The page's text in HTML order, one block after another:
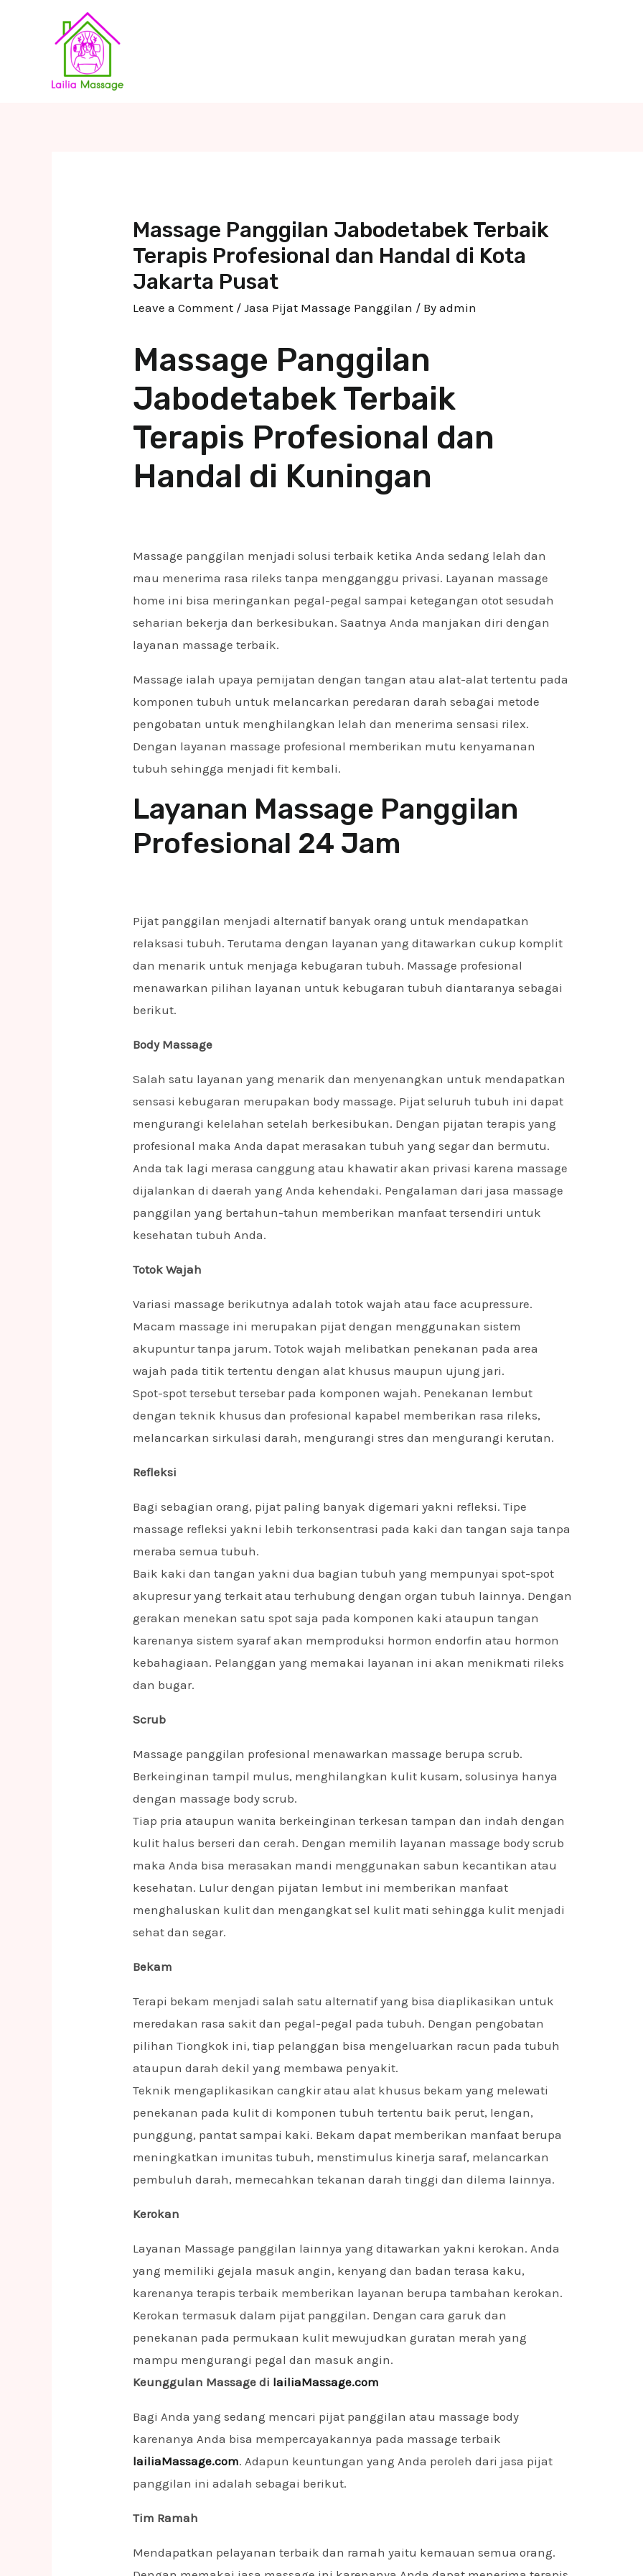
Massage Panggilan Jabodetabek Terbaik
Terapis Profesional dan Handal di Kota
Jakarta Pusat
Leave a Comment /Jasa Pijat Massage Panggilan / Byadmin
Massage Panggilan
Jabodetabek Terbaik
Terapis Profesional dan
Handal di Kuningan
Massage panggilan menjadi solusi terbaik ketika Anda sedang lelah dan
mau menerima rasa rileks tanpa mengganggu privasi. Layanan massage
home ini bisa meringankan pegal-pegal sampai ketegangan otot sesudah
seharian bekerja dan berkesibukan. Saatnya Anda manjakan diri dengan
layanan massage terbaik.
Massage ialah upaya pemijatan dengan tangan atau alat-alat tertentu pada
komponen tubuh untuk melancarkan peredaran darah sebagai metode
pengobatan untuk menghilangkan lelah dan menerima sensasi rilex.
Dengan layanan massage profesional memberikan mutu kenyamanan
tubuh sehingga menjadi fit kembali.
Layanan Massage Panggilan
Profesional 24 Jam
Pijat panggilan menjadi alternatif banyak orang untuk mendapatkan
relaksasi tubuh. Terutama dengan layanan yang ditawarkan cukup komplit
dan menarik untuk menjaga kebugaran tubuh. Massage profesional
menawarkan pilihan layanan untuk kebugaran tubuh diantaranya sebagai
berikut.
Body Massage
Salah satu layanan yang menarik dan menyenangkan untuk mendapatkan
sensasi kebugaran merupakan body massage. Pijat seluruh tubuh ini dapat
mengurangi kelelahan setelah berkesibukan. Dengan pijatan terapis yang
profesional maka Anda dapat merasakan tubuh yang segar dan bermutu.
Anda tak lagi merasa canggung atau khawatir akan privasi karena massage
dijalankan di daerah yang Anda kehendaki. Pengalaman dari jasa massage
panggilan yang bertahun-tahun memberikan manfaat tersendiri untuk
kesehatan tubuh Anda.
Totok Wajah
Variasi massage berikutnya adalah totok wajah atau face acupressure.
Macam massage ini merupakan pijat dengan menggunakan sistem
akupuntur tanpa jarum. Totok wajah melibatkan penekanan pada area
wajah pada titik tertentu dengan alat khusus maupun ujung jari.
Spot-spot tersebut tersebar pada komponen wajah. Penekanan lembut
dengan teknik khusus dan profesional kapabel memberikan rasa rileks,
melancarkan sirkulasi darah, mengurangi stres dan mengurangi kerutan.
Refleksi
Bagi sebagian orang, pijat paling banyak digemari yakni refleksi. Tipe
massage refleksi yakni lebih terkonsentrasi pada kaki dan tangan saja tanpa
meraba semua tubuh.
Baik kaki dan tangan yakni dua bagian tubuh yang mempunyai spot-spot
akupresur yang terkait atau terhubung dengan organ tubuh lainnya. Dengan
gerakan menekan satu spot saja pada komponen kaki ataupun tangan
karenanya sistem syaraf akan memproduksi hormon endorfin atau hormon
kebahagiaan. Pelanggan yang memakai layanan ini akan menikmati rileks
dan bugar.
Scrub
Massage panggilan profesional menawarkan massage berupa scrub.
Berkeinginan tampil mulus, menghilangkan kulit kusam, solusinya hanya
dengan massage body scrub.
Tiap pria ataupun wanita berkeinginan terkesan tampan dan indah dengan
kulit halus berseri dan cerah. Dengan memilih layanan massage body scrub
maka Anda bisa merasakan mandi menggunakan sabun kecantikan atau
kesehatan. Lulur dengan pijatan lembut ini memberikan manfaat
menghaluskan kulit dan mengangkat sel kulit mati sehingga kulit menjadi
sehat dan segar.
Bekam
Terapi bekam menjadi salah satu alternatif yang bisa diaplikasikan untuk
meredakan rasa sakit dan pegal-pegal pada tubuh. Dengan pengobatan
pilihan Tiongkok ini, tiap pelanggan bisa mengeluarkan racun pada tubuh
ataupun darah dekil yang membawa penyakit.
Teknik mengaplikasikan cangkir atau alat khusus bekam yang melewati
penekanan pada kulit di komponen tubuh tertentu baik perut, lengan,
punggung, pantat sampai kaki. Bekam dapat memberikan manfaat berupa
meningkatkan imunitas tubuh, menstimulus kinerja saraf, melancarkan
pembuluh darah, memecahkan tekanan darah tinggi dan dilema lainnya.
Kerokan
Layanan Massage panggilan lainnya yang ditawarkan yakni kerokan. Anda
yang memiliki gejala masuk angin, kenyang dan badan terasa kaku,
karenanya terapis terbaik memberikan layanan berupa tambahan kerokan.
Kerokan termasuk dalam pijat panggilan. Dengan cara garuk dan
penekanan pada permukaan kulit mewujudkan guratan merah yang
mampu mengurangi pegal dan masuk angin.
Keunggulan Massage di lailiaMassage.com
Bagi Anda yang sedang mencari pijat panggilan atau massage body
karenanya Anda bisa mempercayakannya pada massage terbaik
lailiaMassage.com. Adapun keuntungan yang Anda peroleh dari jasa pijat
panggilan ini adalah sebagai berikut.
Tim Ramah
Mendapatkan pelayanan terbaik dan ramah yaitu kemauan semua orang.